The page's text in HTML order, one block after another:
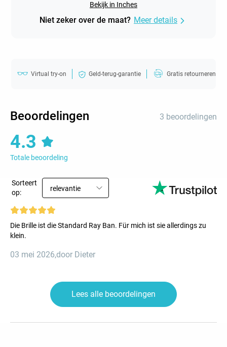
Bekijk in Inches
Niet zeker over de maat? Meer details
Virtual try-on Geld-terug-garantie Gratis retourneren
Beoordelingen 3 beoordelingen
4.3
Totale beoordeling
Sorteert
op:
relevantie
Die Brille ist die Standard Ray Ban. Für mich ist sie allerdings zu
klein.
03 mei 2026,door Dieter
Lees alle beoordelingen